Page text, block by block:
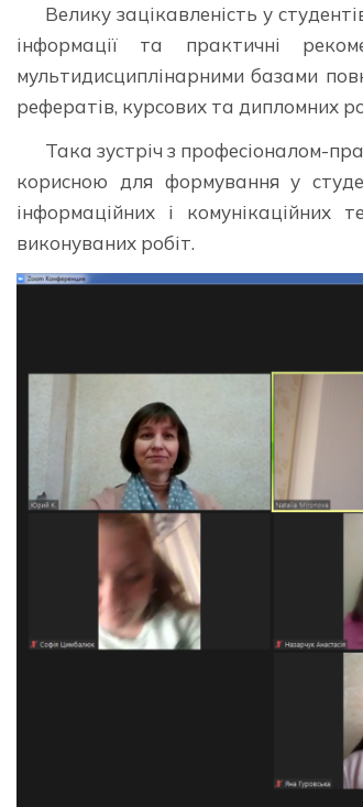
Велику зацікавленість у
інформації та практичні
мультидисциплінарними базами
рефератів, курсових та дипломних
Така зустріч з професіоналом-
корисною для формування у
інформаційних і комунікаційних
виконуваних робіт.